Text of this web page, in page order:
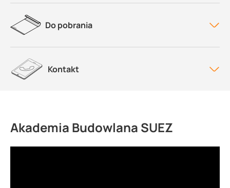
Do pobrania
Kontakt
Akademia Budowlana SUEZ